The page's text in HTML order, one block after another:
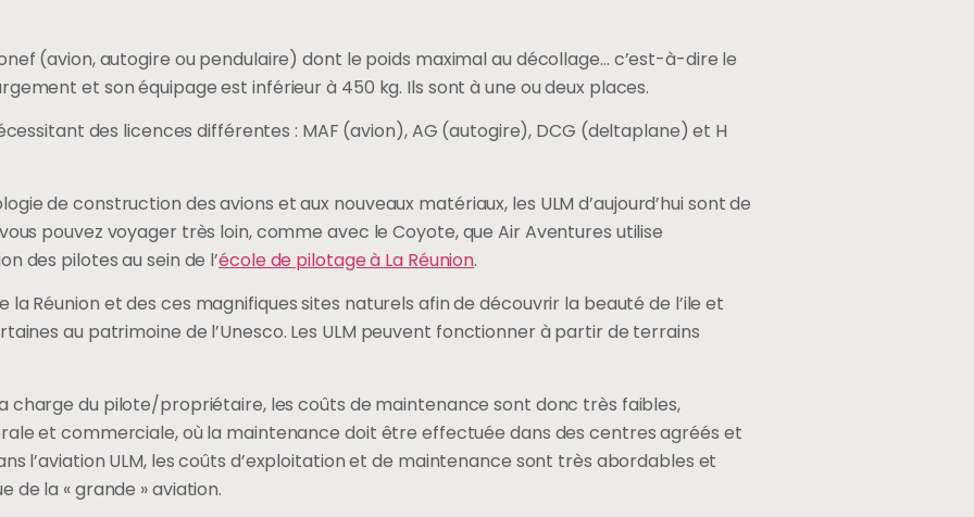
(avion, autogire ou pendulaire) dont le poids maximal au décollage… c’est-à-dire le
et son équipage est inférieur à 450 kg. Ils sont à une ou deux places.
des licences différentes : MAF (avion), AG (autogire), DCG (deltaplane) et H
de construction des avions et aux nouveaux matériaux, les ULM d’aujourd’hui sont de
pouvez voyager très loin, comme avec le Coyote, que Air Aventures utilise
des pilotes au sein de l’école de pilotage à La Réunion.
la Réunion et des ces magnifiques sites naturels afin de découvrir la beauté de l’ile et
au patrimoine de l’Unesco. Les ULM peuvent fonctionner à partir de terrains
charge du pilote/propriétaire, les coûts de maintenance sont donc très faibles,
et commerciale, où la maintenance doit être effectuée dans des centres agréés et
l’aviation ULM, les coûts d’exploitation et de maintenance sont très abordables et
de la « grande » aviation.